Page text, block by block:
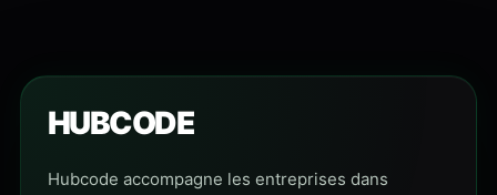
HUBCODE
Hubcode accompagne les entreprises dans